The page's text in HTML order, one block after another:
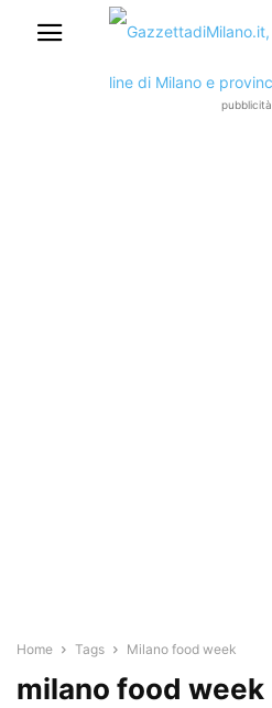
pubblicità
Home Tags Milano food week
milano food week